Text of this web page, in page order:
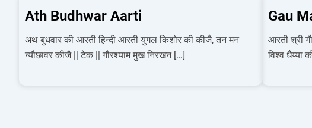
Ath Budhwar Aarti
अथ बुधवार की आरती हिन्दी आरती युगल किशोर की कीजै, तन मन
न्यौछावर कीजै || टेक || गौरश्याम मुख निरखन […]
Gau
आरती श्री
विश्‍व धैय्या